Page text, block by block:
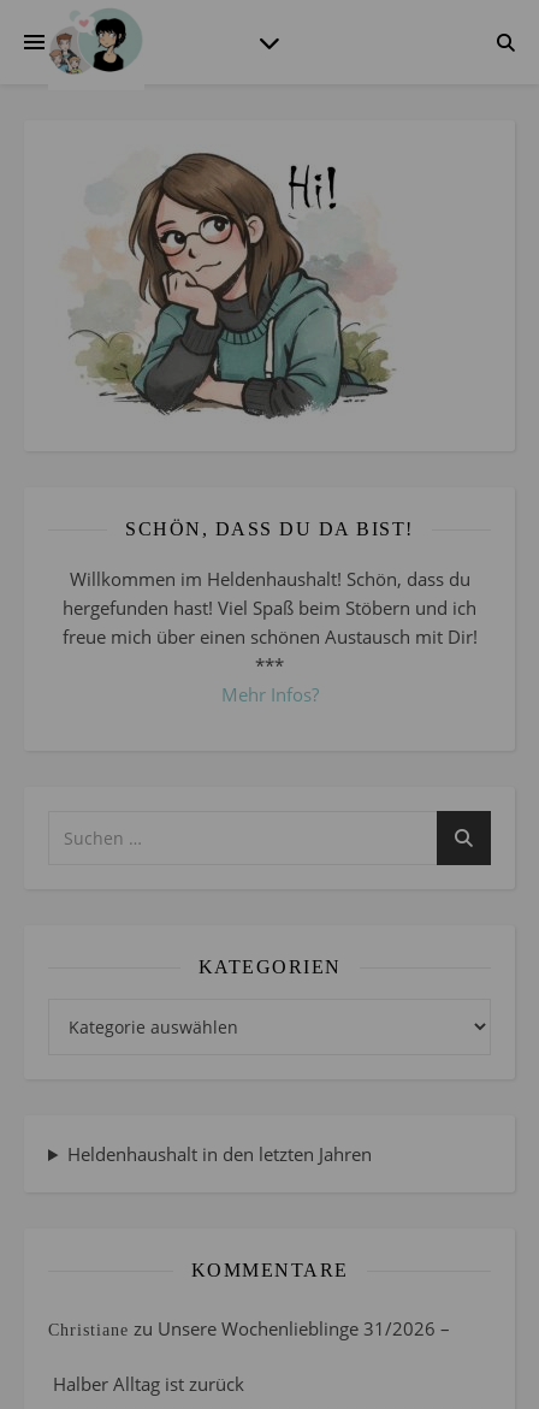
SCHÖN, DASS DU DA BIST!
Willkommen im Heldenhaushalt! Schön, dass du
hergefunden hast! Viel Spaß beim Stöbern und ich
freue mich über einen schönen Austausch mit Dir!
***
Mehr Infos?
KATEGORIEN
Heldenhaushalt in den letzten Jahren
KOMMENTARE
Christiane zu Unsere Wochenlieblinge 31/2026 –
Halber Alltag ist zurück